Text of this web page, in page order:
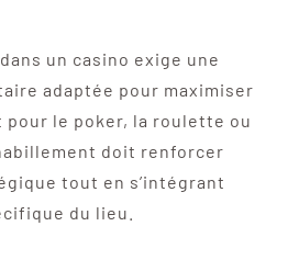
un casino exige une
adaptée pour maximiser
pour le poker, la roulette ou
doit renforcer
tout en s’intégrant
du lieu.